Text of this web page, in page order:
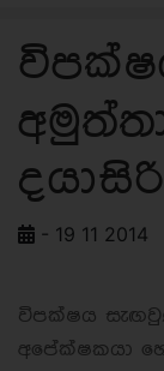
දයාසිරි
- 19 11 2014
විපක්ෂය
අපේක්ෂකයා